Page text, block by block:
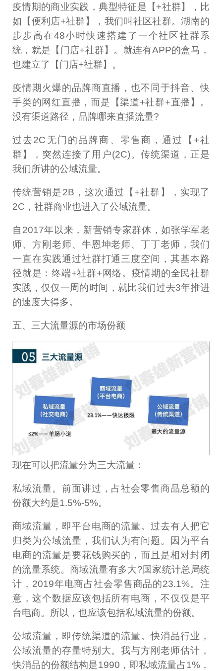
疫情期的商业实践，典型特征是【+社群】，比
如【便利店+社群】，我们叫社区社群。湖南的
步步高在48小时快速搭建了一个社区社群系
统，就是【门店+社群】。就连有APP的盒马，
也建立了【门店+社群】。
疫情期火爆的品牌商直播，也不同于抖音、快
手类的网红直播，而是【渠道+社群+直播】。
没有渠道路径，品牌哪来直播流量?
过去2C无门的品牌商、零售商，通过【+社
群】，突然连接了用户(2C)。传统渠道，正是
我们所讲的公域流量。
传统营销是2B，这次通过【+社群】，实现了
2C，社群商业也进入了公域流量。
自2017年以来，新营销专家群体，如张学军老
师、方刚老师、牛恩坤老师、丁丁老师，我们
一直在实践通过社群打通三度空间，其基本路
径就是：终端+社群+网络。疫情期的全民社群
实践，仅仅一周的时间，就比我们过去3年推进
的速度大得多。
五、三大流量源的市场份额
现在可以把流量分为三大流量：
私域流量。前面讲过，占社会零售商品总额的
份额大约是1.5%-5%。
商域流量，即平台电商的流量。过去有人把它
归类为公域流量，我们认为有问题。因为平台
电商的流量是要花钱购买的，而且是相对封闭
的流量系统。商域流量有多大?国家统计总局统
计，2019年电商占社会零售商品的23.1%。注
意，这个数据应该包括所有电商，不仅仅是平
台电商。所以，也应该包括私域流量的份额。
公域流量，即传统渠道的流量。快消品行业，
公域流量的存量特别大。我与方刚老师估计，
快消品的份额结构是1990，即私域流量占1%，